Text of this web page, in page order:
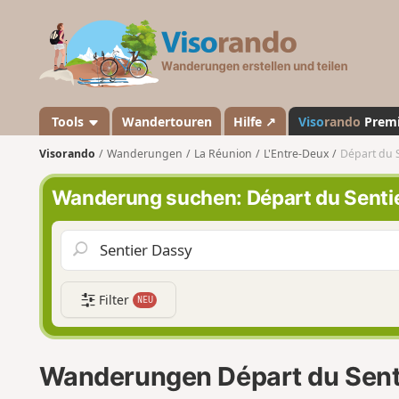
a
n
d
o
Tools Wandertouren Hilfe ↗ Visorando
Visorando Wanderungen La Réunion L'Entre-Deux Départ du
Wanderung suchen: Départ du
Filter NEU
Wanderungen Départ du